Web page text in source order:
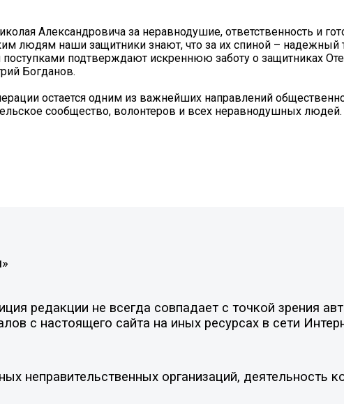
Александровича за неравнодушие, ответственность и
людям наши защитники знают, что за их спиной – надежный
подтверждают искреннюю заботу о защитниках
Богданов.
остается одним из важнейших направлений
сообщество, волонтеров и всех неравнодушных людей.
редакции не всегда совпадает с точкой зрения
с настоящего сайта на иных ресурсах в сети
неправительственных организаций, деятельность